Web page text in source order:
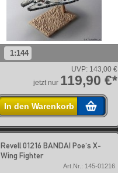
1:144
UVP: 143,00 €
jetzt nur 119,90 €*
In den Warenkorb
Revell 01216 BANDAI Poe's X-
Wing Fighter
Art.Nr.: 145-01216